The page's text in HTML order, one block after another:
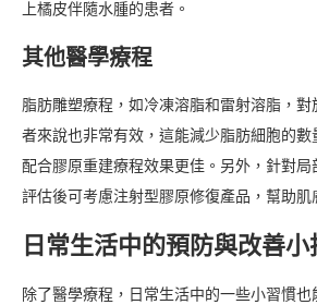
上橘皮伴隨水腫的患者。
其他醫學療程
脂肪雕塑療程，如冷凍溶脂和雷射溶脂，
者來說也非常有效，這能減少脂肪細胞的數
配合膠原重建療程效果更佳。另外，針對
評估後可考慮注射型膠原修復產品，幫助肌
日常生活中的預防與改善小
除了醫學療程，日常生活中的一些小習慣也